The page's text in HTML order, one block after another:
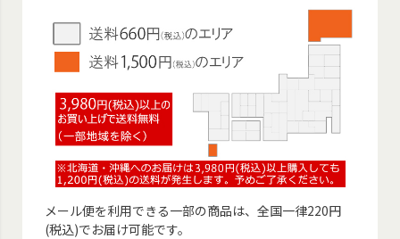
メール便を利用できる一部の商品は、全国一律220円
(税込)でお届け可能です。